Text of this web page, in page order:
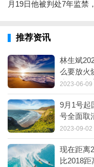
月19日他被判处7年监禁
推荐资讯
林生斌
么要放火
为何不立案
2023-06-09
9月1号起
号全面取
2023-09-02
现在距离
比2018